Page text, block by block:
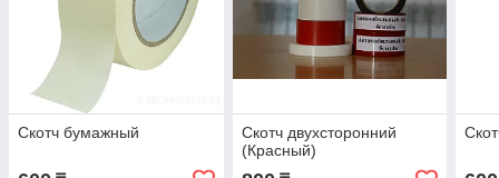
Скотч бумажный
Скотч двухсторонний
(Красный)